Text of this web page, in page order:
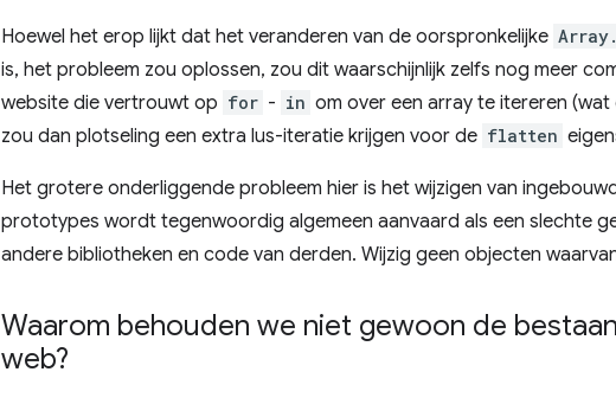
Hoewel het erop lijkt dat het veranderen van de oorspronkelijke
is, het probleem zou oplossen, zou dit waarschijnlijk zelfs nog meer
website die vertrouwt op for - in om over een array te itereren
zou dan plotseling een extra lus-iteratie krijgen voor de flatten
Het grotere onderliggende probleem hier is het wijzigen van
prototypes wordt tegenwoordig algemeen aanvaard als een slechte
andere bibliotheken en code van derden. Wijzig geen objecten
Waarom behouden we niet gewoon de
web?